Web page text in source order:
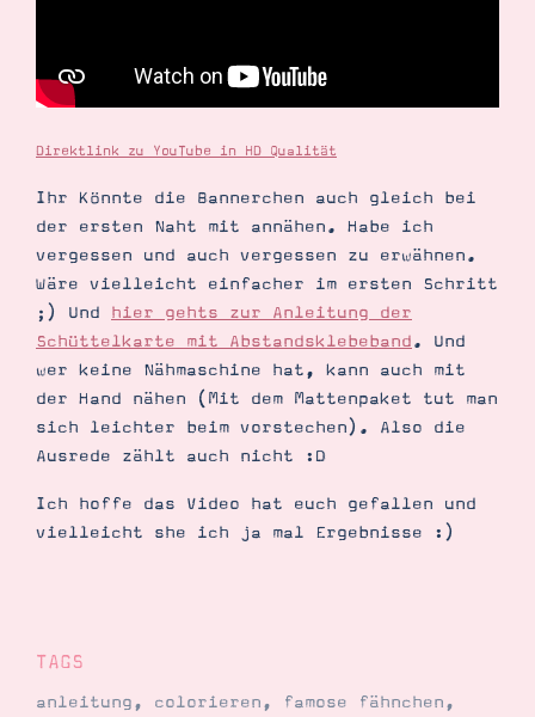
Direktlink zu YouTube in HD Qualität
Ihr Könnte die Bannerchen auch gleich bei
der ersten Naht mit annähen. Habe ich
vergessen und auch vergessen zu erwähnen.
Wäre vielleicht einfacher im ersten Schritt
;) Und hier gehts zur Anleitung der
Schüttelkarte mit Abstandsklebeband. Und
wer keine Nähmaschine hat, kann auch mit
der Hand nähen (Mit dem Mattenpaket tut man
sich leichter beim vorstechen). Also die
Ausrede zählt auch nicht :D
Ich hoffe das Video hat euch gefallen und
vielleicht she ich ja mal Ergebnisse :)
TAGS
anleitung, colorieren, famose fähnchen,